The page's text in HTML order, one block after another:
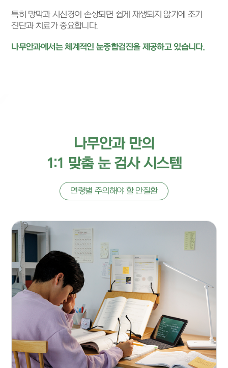
특히 망막과 시신경이 손상되면 쉽게 재생되지 않기에 조기
진단과 치료가 중요합니다.
나무안과에서는 체계적인 눈종합검진을 제공하고 있습니다.
나무안과 만의
1:1 맞춤 눈 검사 시스템
연령별 주의해야 할 안질환